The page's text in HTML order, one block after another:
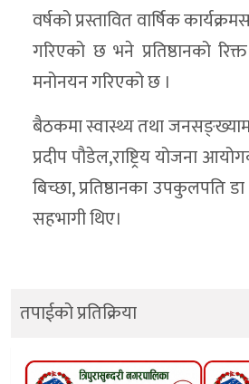
वर्षको प्रस्तावित वार्षिक
गरिएको छ भने प्रतिष्ठानको
मनोनयन गरिएको छ ।
बैठकमा स्वास्थ्य तथा
प्रदीप पौडेल,राष्ट्रिय योजना
बिच्छा, प्रतिष्ठानका उपकुलपति
सहभागी थिए।
तपाईको प्रतिक्रिया